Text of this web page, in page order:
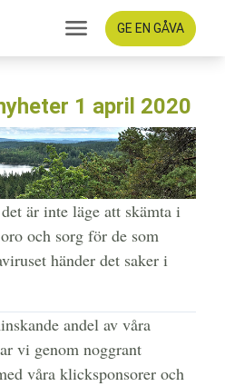
GE EN GÅVA
1 april 2020
är inte läge att skämta i
och sorg för de som
händer det saker i
andel av våra
vi genom noggrant
våra klicksponsorer och